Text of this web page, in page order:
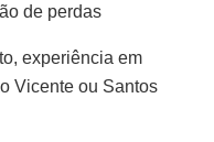
de perdas
experiência em
Vicente ou Santos